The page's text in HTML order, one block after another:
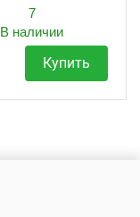
7
В наличии
Купить